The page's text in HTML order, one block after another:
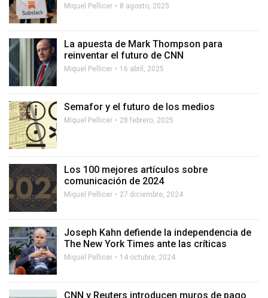
Miquel Pellicer 8 agosto, 2025
La apuesta de Mark Thompson para
reinventar el futuro de CNN
Miquel Pellicer 16 abril, 2025
Semafor y el futuro de los medios
Miquel Pellicer 28 febrero, 2025
Los 100 mejores artículos sobre
comunicación de 2024
Miquel Pellicer 27 diciembre, 2024
Joseph Kahn defiende la independencia de
The New York Times ante las críticas
Miquel Pellicer 14 octubre, 2024
CNN y Reuters introducen muros de pago